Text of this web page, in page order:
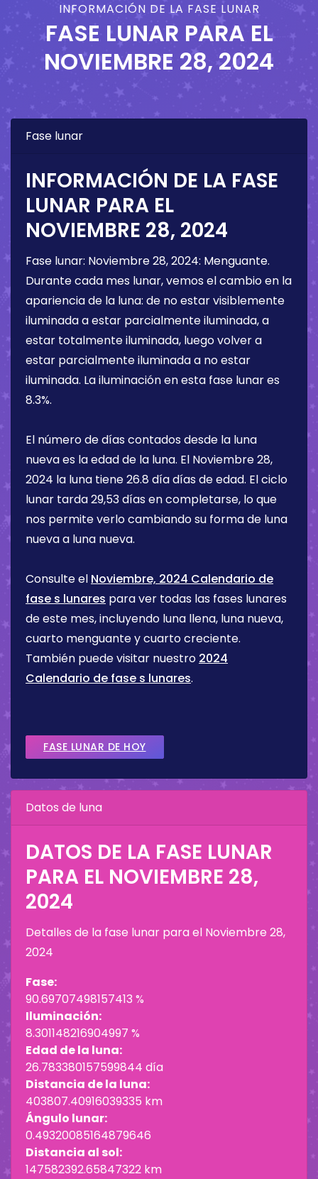
INFORMACIÓN DE LA FASE LUNAR
FASE LUNAR PARA EL
NOVIEMBRE 28, 2024
Fase lunar
INFORMACIÓN DE LA FASE
LUNAR PARA EL
NOVIEMBRE 28, 2024
Fase lunar: Noviembre 28, 2024: Menguante.
Durante cada mes lunar, vemos el cambio en la
apariencia de la luna: de no estar visiblemente
iluminada a estar parcialmente iluminada, a
estar totalmente iluminada, luego volver a
estar parcialmente iluminada a no estar
iluminada. La iluminación en esta fase lunar es
8.3%.
El número de días contados desde la luna
nueva es la edad de la luna. El Noviembre 28,
2024 la luna tiene26.8 díadías de edad. El ciclo
lunar tarda 29,53 días en completarse, lo que
nos permite verlo cambiando su forma de luna
nueva a luna nueva.
Consulte el Noviembre, 2024 Calendario de
fase s lunares para ver todas las fases lunares
de este mes, incluyendo luna llena, luna nueva,
cuarto menguante y cuarto creciente.
También puede visitar nuestro 2024
Calendario de fase s lunares.
FASE LUNAR DE HOY
Datos de luna
DATOS DE LA FASE LUNAR
PARA EL NOVIEMBRE 28,
2024
Detalles de la fase lunar para el Noviembre 28,
2024
Fase:
90.69707498157413 %
Iluminación:
8.301148216904997 %
Edad de la luna:
26.783380157599844 día
Distancia de la luna:
403807.40916039335 km
Ángulo lunar:
0.49320085164879646
Distancia al sol:
147582392.65847322 km